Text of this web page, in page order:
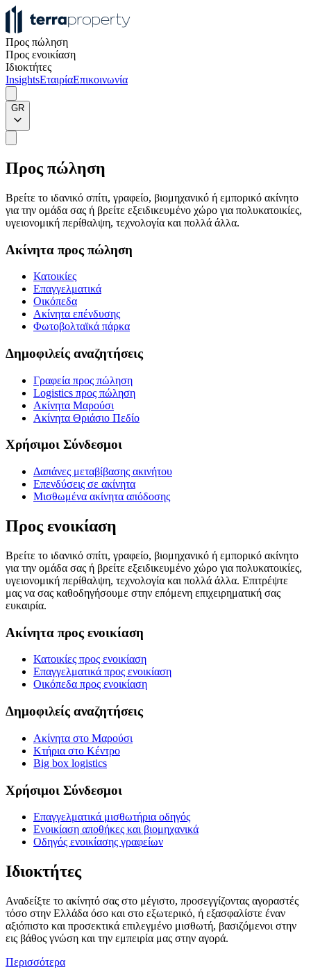
Προς πώληση
Προς ενοικίαση
Ιδιοκτήτες
InsightsΕταιρίαΕπικοινωνία
GR
Προς πώληση
Βρείτε το ιδανικό σπίτι, γραφείο, βιομηχανικό ή εμπορικό ακίνητο
για την ομάδα σας ή βρείτε εξειδικευμένο χώρο για πολυκατοικίες,
υγειονομική περίθαλψη, τεχνολογία και πολλά άλλα.
Ακίνητα προς πώληση
Κατοικίες
Επαγγελματικά
Οικόπεδα
Ακίνητα επένδυσης
Φωτοβολταϊκά πάρκα
Δημοφιλείς αναζητήσεις
Γραφεία προς πώληση
Logistics προς πώληση
Ακίνητα Μαρούσι
Ακίνητα Θριάσιο Πεδίο
Χρήσιμοι Σύνδεσμοι
Δαπάνες μεταβίβασης ακινήτου
Επενδύσεις σε ακίνητα
Μισθωμένα ακίνητα απόδοσης
Προς ενοικίαση
Βρείτε το ιδανικό σπίτι, γραφείο, βιομηχανικό ή εμπορικό ακίνητο
για την ομάδα σας ή βρείτε εξειδικευμένο χώρο για πολυκατοικίες,
υγειονομική περίθαλψη, τεχνολογία και πολλά άλλα. Επιτρέψτε
μας να σας καθοδηγήσουμε στην επόμενη επιχειρηματική σας
ευκαιρία.
Ακίνητα προς ενοικίαση
Κατοικίες προς ενοικίαση
Επαγγελματικά προς ενοικίαση
Οικόπεδα προς ενοικίαση
Δημοφιλείς αναζητήσεις
Ακίνητα στο Μαρούσι
Κτήρια στο Κέντρο
Big box logistics
Χρήσιμοι Σύνδεσμοι
Επαγγελματικά μισθωτήρια οδηγός
Ενοικίαση αποθήκες και βιομηχανικά
Οδηγός ενοικίασης γραφείων
Ιδιοκτήτες
Αναδείξτε το ακίνητό σας στο μέγιστο, προσεγγίζοντας αγοραστές
τόσο στην Ελλάδα όσο και στο εξωτερικό, ή εξασφαλίστε έναν
αξιόπιστο και προσεκτικά επιλεγμένο μισθωτή, βασιζόμενοι στην
εις βάθος γνώση και την εμπειρία μας στην αγορά.
Περισσότερα